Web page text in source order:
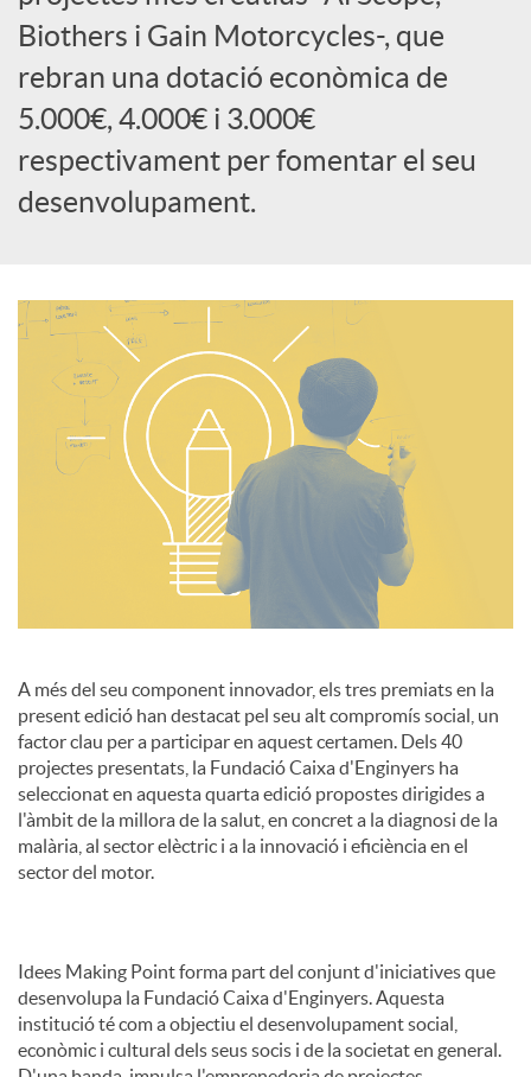
a
l
s
Biothers i Gain Motorcycles-, que
rebran una dotació econòmica de
5.000€, 4.000€ i 3.000€
respectivament per fomentar el seu
desenvolupament.
A més del seu component innovador, els tres premiats en la
present edició han destacat pel seu alt compromís social, un
factor clau per a participar en aquest certamen. Dels 40
projectes presentats, la Fundació Caixa d'Enginyers ha
seleccionat en aquesta quarta edició propostes dirigides a
l'àmbit de la millora de la salut, en concret a la diagnosi de la
malària, al sector elèctric i a la innovació i eficiència en el
sector del motor.
Idees Making Point forma part del conjunt d'iniciatives que
desenvolupa la Fundació Caixa d'Enginyers. Aquesta
institució té com a objectiu el desenvolupament social,
econòmic i cultural dels seus socis i de la societat en general.